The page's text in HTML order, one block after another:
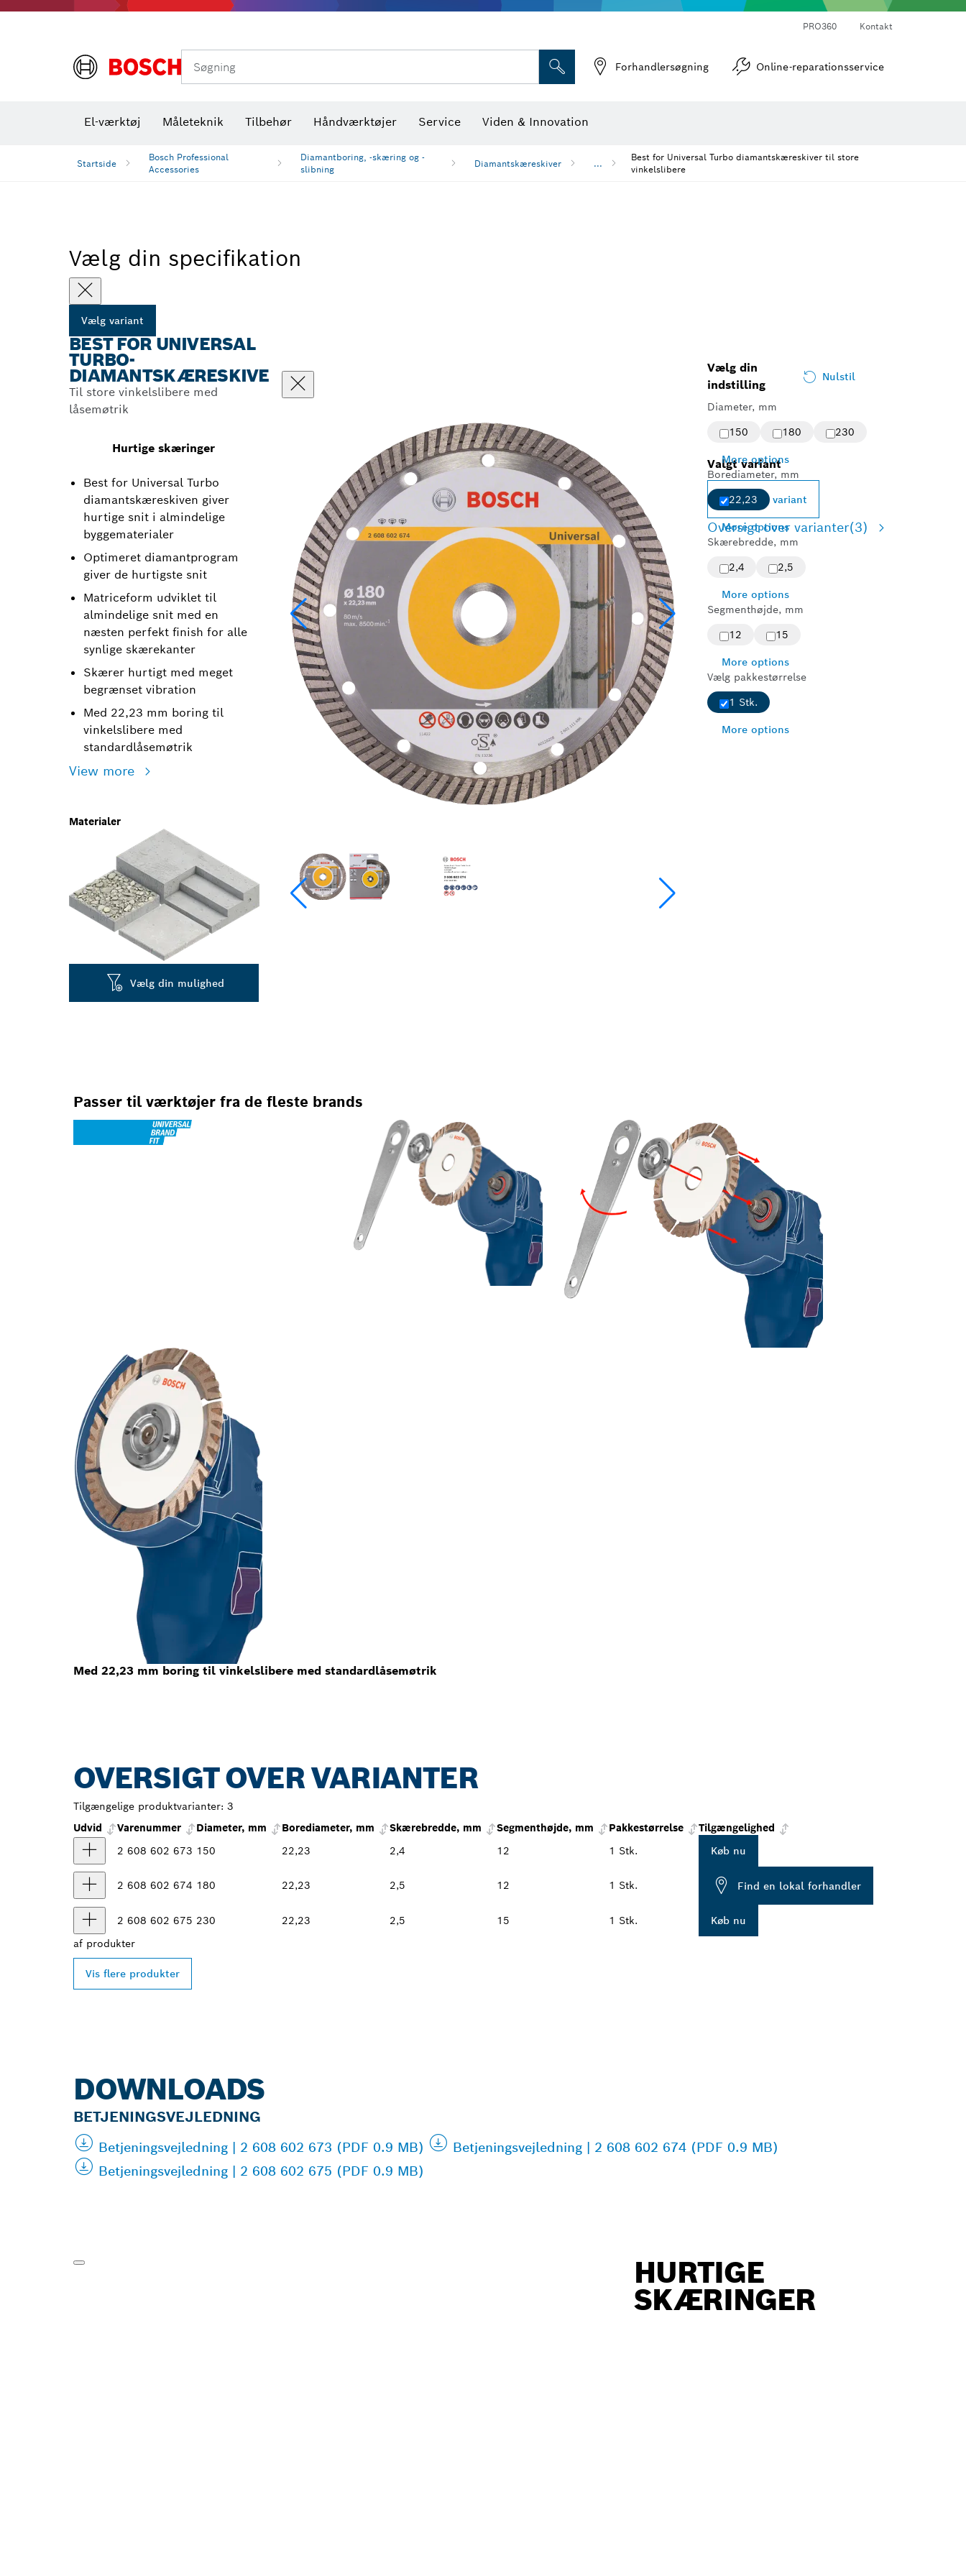
PRO360 Kontakt
Søgning Forhandlersøgning Online-reparationsservice
El-værktøj Måleteknik Tilbehør Håndværktøjer Service Viden & Innovation
Startside
Bosch Professional
Accessories
Diamantboring, -skæring og -
slibning
Diamantskæreskiver ...
Best for Universal Turbo diamantskæreskiver til store
vinkelslibere
Vælg din specifikation
Vælg variant
BEST FOR UNIVERSAL
TURBO-
DIAMANTSKÆRESKIVE
Til store vinkelslibere med
låsemøtrik
Hurtige skæringer
Best for Universal Turbo
diamantskæreskiven giver
hurtige snit i almindelige
byggematerialer
Optimeret diamantprogram
giver de hurtigste snit
Matriceform udviklet til
almindelige snit med en
næsten perfekt finish for alle
synlige skærekanter
Skærer hurtigt med meget
begrænset vibration
Med 22,23 mm boring til
vinkelslibere med
standardlåsemøtrik
View more
Materialer
Vælg din mulighed
Vælg din
indstilling
Nulstil
Diameter, mm
150
180 230
More options
Borediameter, mm
22,23
More options
Skærebredde, mm
2,4
2,5
More options
Segmenthøjde, mm
12
15
More options
Vælg pakkestørrelse
1 Stk.
More options
Valgt variant
Skift variant
Oversigt over varianter(3)
Passer til værktøjer fra de fleste brands
Med 22,23 mm boring til vinkelslibere med standardlåsemøtrik
OVERSIGT OVER VARIANTER
Tilgængelige produktvarianter: 3
Udvid
Varenummer Diameter, mm Borediameter, mm Skærebredde, mm Segmenthøjde, mm Pakkestørrelse
Tilgængelighed
2 608 602 673 150 22,23 2,4 12 1 Stk. Køb nu
2 608 602 674 180 22,23 2,5 12 1 Stk. Find en lokal forhandler
2 608 602 675 230 22,23 2,5 15 1 Stk.
Køb nu
af produkter
Vis flere produkter
DOWNLOADS
BETJENINGSVEJLEDNING
Betjeningsvejledning | 2 608 602 673 (PDF 0.9 MB)
Betjeningsvejledning | 2 608 602 674 (PDF 0.9 MB)
Betjeningsvejledning | 2 608 602 675 (PDF 0.9 MB)
HURTIGE
SKÆRINGER